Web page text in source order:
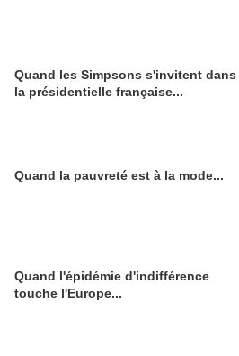
Quand les Simpsons s'invitent dans
la présidentielle française...
Quand la pauvreté est à la mode...
Quand l'épidémie d'indifférence
touche l'Europe...